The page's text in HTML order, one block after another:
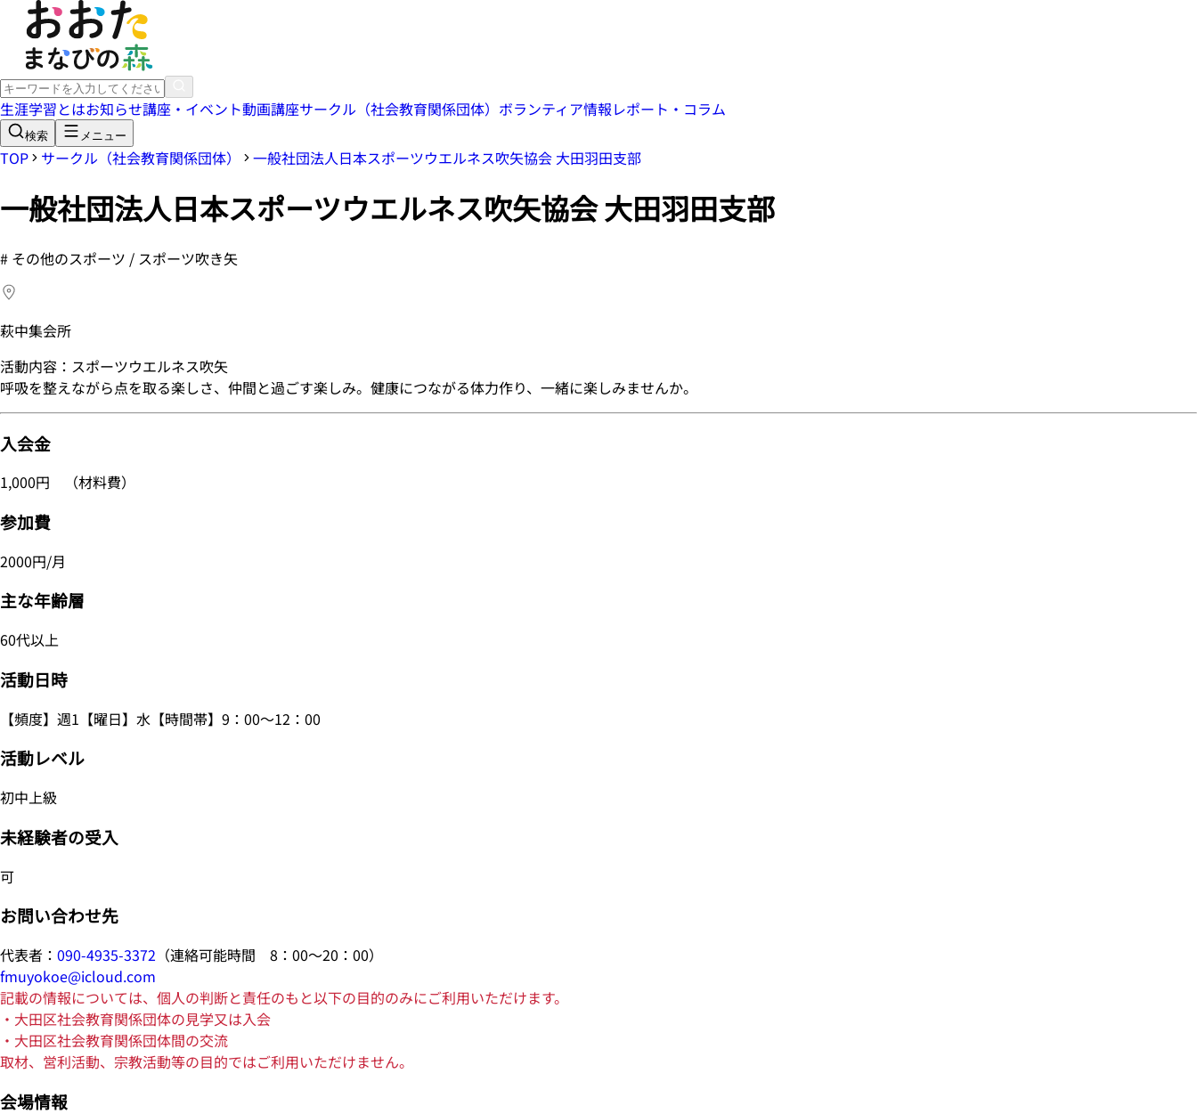
生涯学習とはお知らせ講座・イベント動画講座サークル（社会教育関係団体） ボランティア情報レポート・コラム
検索 メニュー
TOP サークル（社会教育関係団体） 一般社団法人日本スポーツウエルネス吹矢協会 大田羽田支部
一般社団法人日本スポーツウエルネス吹矢協会 大田羽田支部
# その他のスポーツ / スポーツ吹き矢
萩中集会所
活動内容：スポーツウエルネス吹矢
呼吸を整えながら点を取る楽しさ、仲間と過ごす楽しみ。健康につながる体力作り、一緒に楽しみませんか。
入会金
1,000円 （材料費）
参加費
2000円/月
主な年齢層
60代以上
活動日時
【頻度】週1【曜日】水【時間帯】9：00～12：00
活動レベル
初中上級
未経験者の受入
可
お問い合わせ先
代表者： 090-4935-3372 （連絡可能時間 8：00～20：00）
fmuyokoe@icloud.com
記載の情報については、個人の判断と責任のもと以下の目的のみにご利用いただけます。
・大田区社会教育関係団体の見学又は入会
・大田区社会教育関係団体間の交流
取材、営利活動、宗教活動等の目的ではご利用いただけません。
会場情報